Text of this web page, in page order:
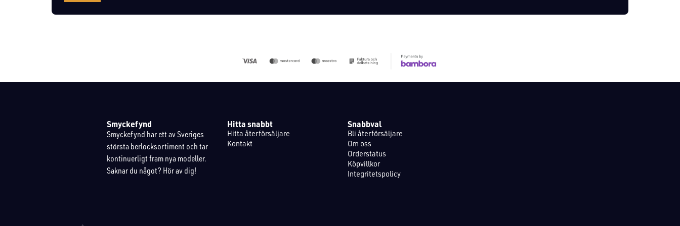
Smyckefynd
Smyckefynd har ett av Sveriges
största berlocksortiment och tar
kontinuerligt fram nya modeller.
Saknar du något? Hör av dig!
Hitta snabbt
Hitta återförsäljare
Kontakt
Snabbval
Bli återförsäljare
Om oss
Orderstatus
Köpvillkor
Integritetspolicy